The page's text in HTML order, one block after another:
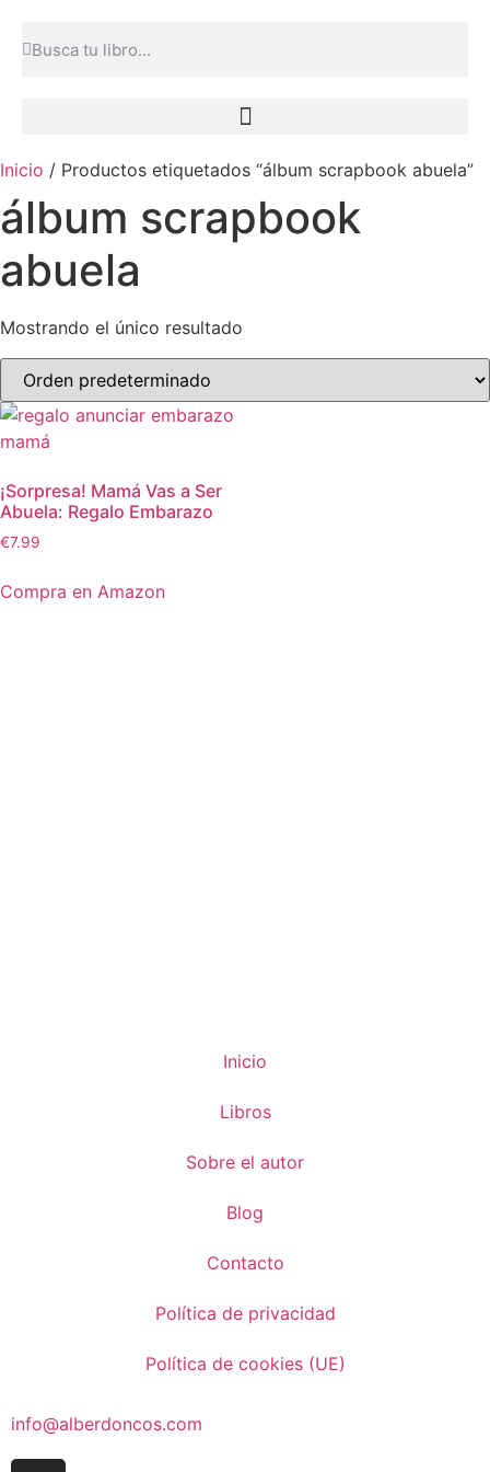
Inicio / Productos etiquetados “álbum scrapbook abuela”
álbum scrapbook
abuela
Mostrando el único resultado
¡Sorpresa! Mamá Vas a Ser
Abuela: Regalo Embarazo
€7.99
Compra en Amazon
Inicio
Libros
Sobre el autor
Blog
Contacto
Política de privacidad
Política de cookies (UE)
info@alberdoncos.com